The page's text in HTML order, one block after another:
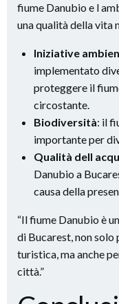
fiume Danubio e l
una qualità della
Iniziative
implementato
proteggere il
circostante.
Biodiversità: il
importante per
Qualità dell
Danubio a
causa della
“Il fiume Danubio è
di Bucarest, non solo
turistica, ma anche
città.”